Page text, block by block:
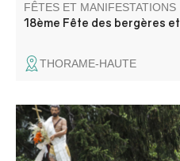
FÊTES ET MANIFESTATIONS
18ème Fête des bergères
THORAME-HAUTE
Venez découvrir la St Jean-
pompiers et cantinières